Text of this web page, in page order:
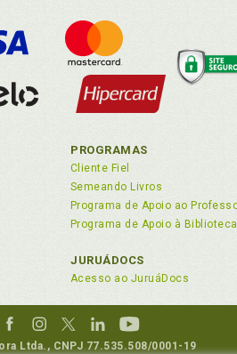
PROGRAMAS
Cliente Fiel
Semeando Livros
Programa de Apoio ao
Programa de Apoio à Biblioteca
JURUÁDOCS
Acesso ao JuruáDocs
Ltda., CNPJ 77.535.508/0001-19